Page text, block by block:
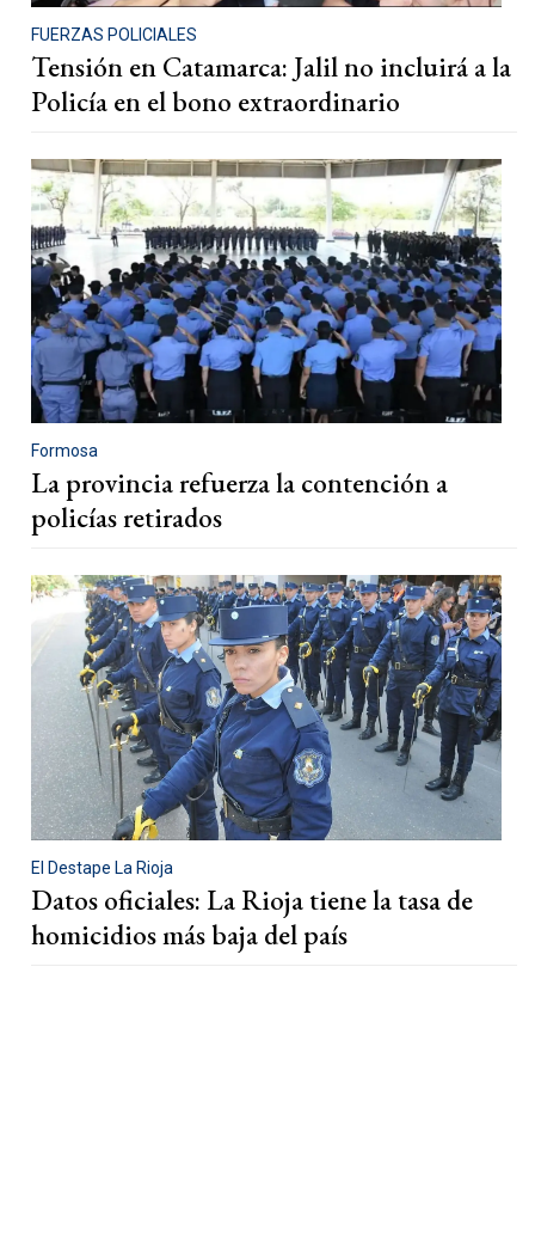
FUERZAS POLICIALES
Tensión en Catamarca: Jalil no incluirá a la
Policía en el bono extraordinario
Formosa
La provincia refuerza la contención a
policías retirados
El Destape La Rioja
Datos oficiales: La Rioja tiene la tasa de
homicidios más baja del país